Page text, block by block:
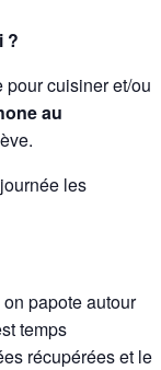
?
cuisiner et/ou
au
les
papote autour
temps
récupérées et le